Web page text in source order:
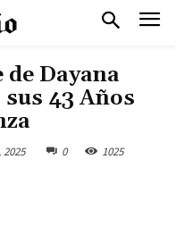
de Dayana
43 Años
2025 0 1025